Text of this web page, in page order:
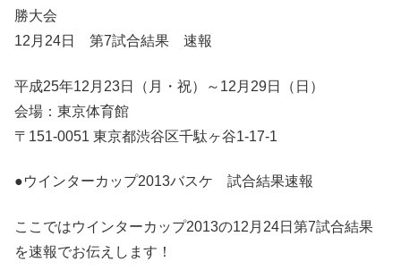
勝大会
12月24日 第7試合結果 速報
平成25年12月23日（月・祝）～12月29日（日）
会場：東京体育館
〒151-0051 東京都渋谷区千駄ヶ谷1-17-1
●ウインターカップ2013バスケ 試合結果速報
ここではウインターカップ2013の12月24日第7試合結果
を速報でお伝えします！